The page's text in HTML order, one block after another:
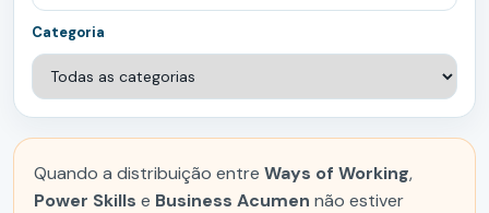
Categoria
Quando a distribuição entre Ways of Working,
Power Skills e Business Acumen não estiver